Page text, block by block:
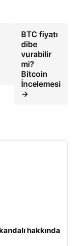
BTC fiyatı
dibe
vurabilir
mi?
Bitcoin
İncelemesi
→
hakkında